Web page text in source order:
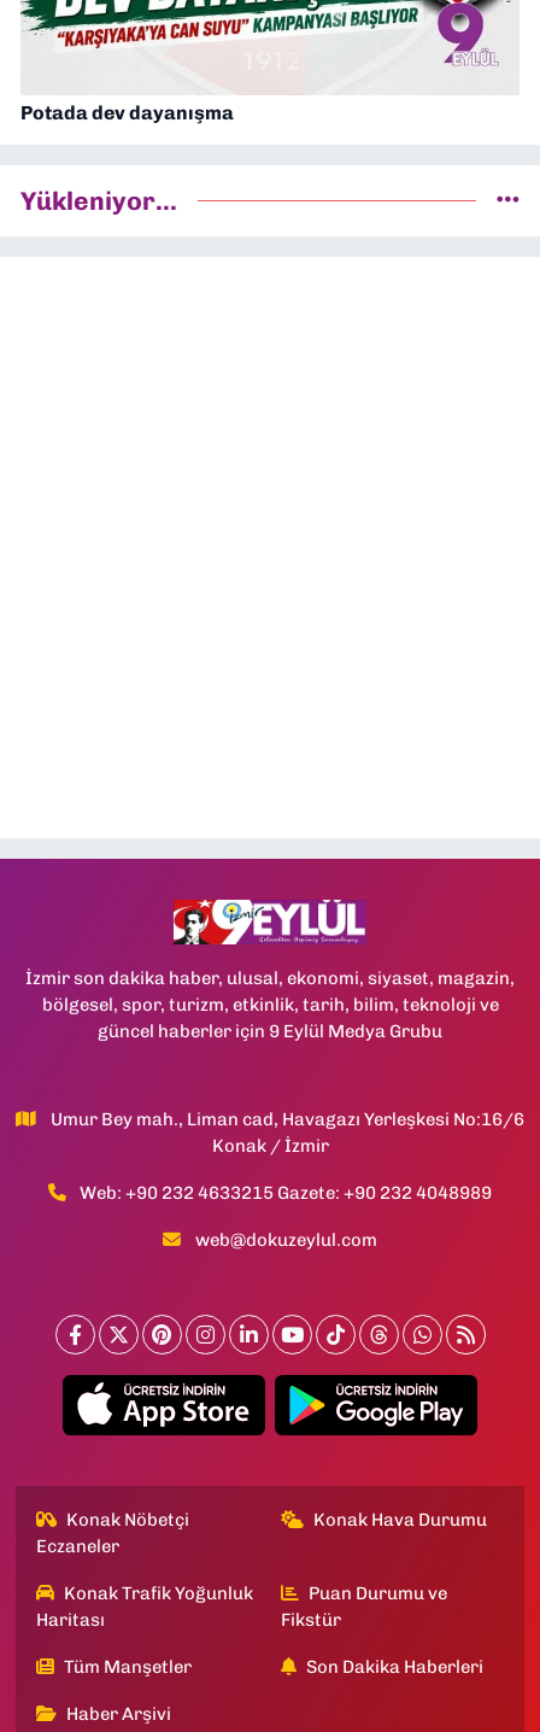
Potada dev dayanışma
Yükleniyor...
İzmir son dakika haber, ulusal, ekonomi, siyaset, magazin,
bölgesel, spor, turizm, etkinlik, tarih, bilim, teknoloji ve
güncel haberler için 9 Eylül Medya Grubu
Umur Bey mah., Liman cad, Havagazı Yerleşkesi No:16/6
Konak / İzmir
Web: +90 232 4633215 Gazete: +90 232 4048989
web@dokuzeylul.com
Konak Nöbetçi
Eczaneler
Konak Hava Durumu
Konak Trafik Yoğunluk
Haritası
Puan Durumu ve
Fikstür
Tüm Manşetler Son Dakika Haberleri
Haber Arşivi